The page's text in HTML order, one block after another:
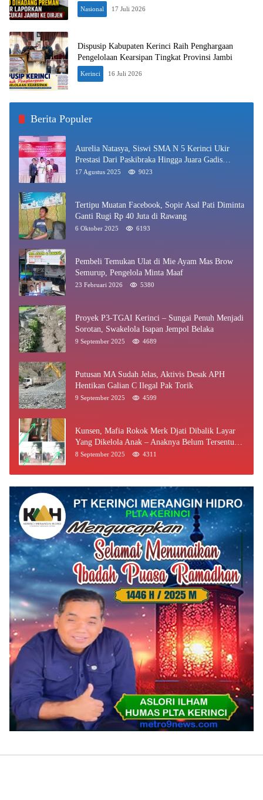
Nasional 17 Juli 2026
Dispusip Kabupaten Kerinci Raih Penghargaan
Pengelolaan Kearsipan Tingkat Provinsi Jambi
Kerinci 16 Juli 2026
Berita Populer
Aurelia Natasya, Siswi SMA N 5 Kerinci Ukir
Prestasi Dari Paskibraka Hingga Juara Gadis
Kerinci 2025
17 Agustus 2025 9023
Tertipu Muatan Facebook, Sopir Asal Pati Diminta
Ganti Rugi Rp 40 Juta di Rawang
6 Oktober 2025 6193
Pembeli Temukan Ulat di Mie Ayam Mas Brow
Semurup, Pengelola Minta Maaf
23 Februari 2026 5380
Proyek P3-TGAI Kerinci – Sungai Penuh Menjadi
Sorotan, Swakelola Isapan Jempol Belaka
9 September 2025 4689
Putusan MA Sudah Jelas, Aktivis Desak APH
Hentikan Galian C Ilegal Pak Torik
9 September 2025 4599
Kunsen, Mafia Rokok Merk Djati Dibalik Layar
Yang Dikelola Anak – Anaknya Belum Tersentuh
Bea Cukai Jambi
8 September 2025 4311